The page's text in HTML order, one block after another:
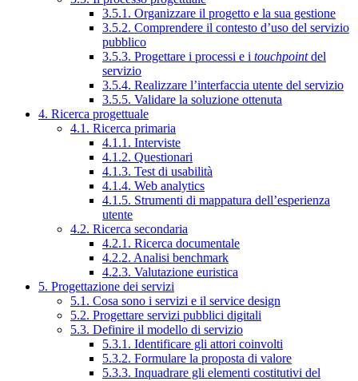
3.5.1. Organizzare il progetto e la sua gestione
3.5.2. Comprendere il contesto d’uso del servizio
pubblico
3.5.3. Progettare i processi e i touchpointdel
servizio
3.5.4. Realizzare l’interfaccia utente del servizio
3.5.5. Validare la soluzione ottenuta
4. Ricerca progettuale
4.1. Ricerca primaria
4.1.1. Interviste
4.1.2. Questionari
4.1.3. Test di usabilità
4.1.4. Web analytics
4.1.5. Strumenti di mappatura dell’esperienza
utente
4.2. Ricerca secondaria
4.2.1. Ricerca documentale
4.2.2. Analisi benchmark
4.2.3. Valutazione euristica
5. Progettazione dei servizi
5.1. Cosa sono i servizi e il service design
5.2. Progettare servizi pubblici digitali
5.3. Definire il modello di servizio
5.3.1. Identificare gli attori coinvolti
5.3.2. Formulare la proposta di valore
5.3.3. Inquadrare gli elementi costitutivi del